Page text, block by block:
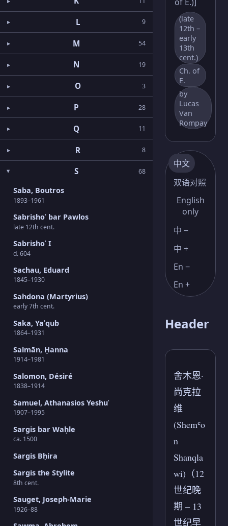
L 9
M 54
N 19
O 3
P 28
Q 11
R 8
S 68
Saba, Boutros
1893–1961
Sabrishoʿ bar Pawlos
late 12th cent.
Sabrishoʿ I
d. 604
Sachau, Eduard
1845–1930
Sahdona (Martyrius)
early 7th cent.
Saka, Yaʿqub
1864–1931
Salmān, Ḥanna
1914–1981
Salomon, Désiré
1838–1914
Samuel, Athanasios Yeshuʿ
1907–1995
Sargis bar Waḥle
ca. 1500
Sargis Bḥira
Sargis the Stylite
8th cent.
Sauget, Joseph-Marie
1926–88
(late
12th –
early
13th
cent.)
Ch. of
E.
by
Lucas
Van
Rompay
中文
双语对照
English
only
中 −
中 +
En −
En +
Header
舍木恩·
尚克拉
维
(Shemʿo
n
Shanqla
wi)（12
世纪晚
期 – 13
世纪早